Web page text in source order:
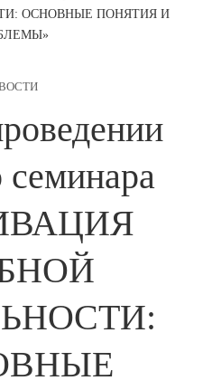
ОСНОВНЫЕ ПОНЯТИЯ И
семинара